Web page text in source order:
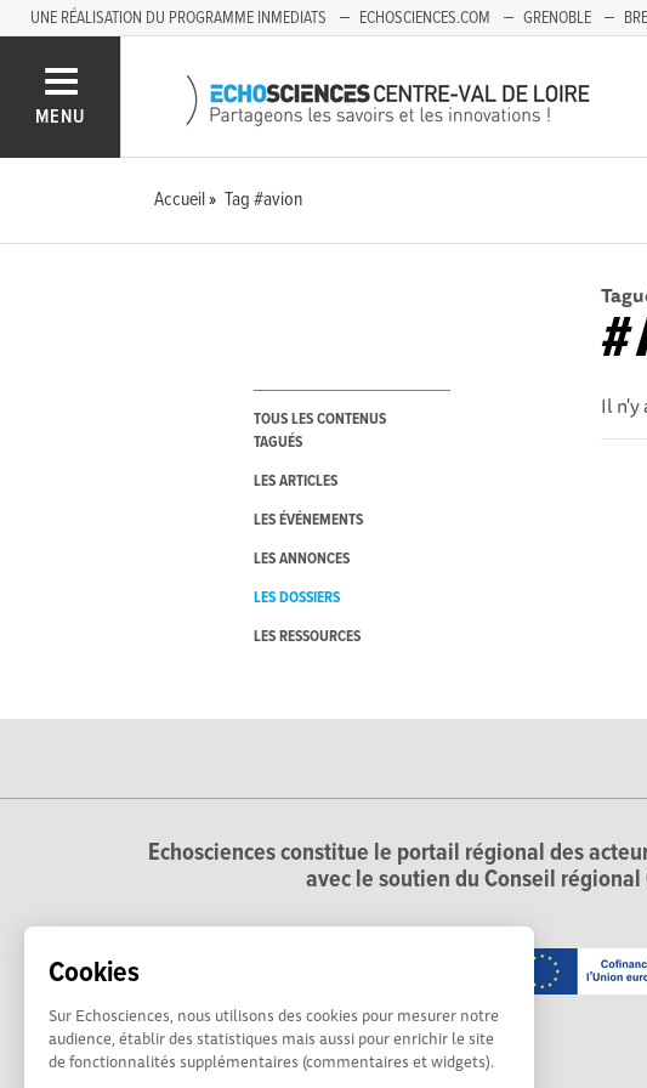
Cookies
Sur Echosciences, nous utilisons des cookies pour mesurer notre
audience, établir des statistiques mais aussi pour enrichir le site
de fonctionnalités supplémentaires (commentaires et widgets).
UNE RÉALISATION DU PROGRAMME INMEDIATS ECHOSCIENCES.COM GRENOBLE
MENU
Accueil Tag #avion
TOUS LES CONTENUS
TAGUÉS
LES ARTICLES
LES ÉVÉNEMENTS
LES ANNONCES
LES DOSSIERS
LES RESSOURCES
Il n'y
Echosciences constitue le portail régional des
avec le soutien du Conseil